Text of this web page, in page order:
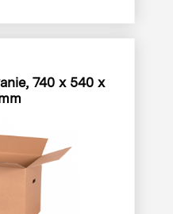
740 x 540 x